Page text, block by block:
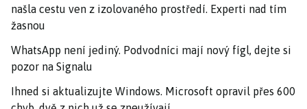
našla cestu ven z izolovaného prostředí. Experti nad tím
žasnou
WhatsApp není jediný. Podvodníci mají nový fígl, dejte si
pozor na Signalu
Ihned si aktualizujte Windows. Microsoft opravil přes 600